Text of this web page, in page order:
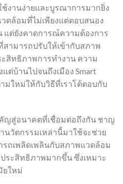
ใช้งานง่ายและบูรณาการมากยิ่ง
ดล้อมที่ไม่เพียงแต่ตอบสนอง
แต่ยังคาดการณ์ความต้องการ
ามารถปรับให้เข้ากับสภาพ
สิทธิภาพการทำงาน ความ
ต่บ้านไปจนถึงเมือง Smart
มใหม่ให้กับวิธีที่เราโต้ตอบกับ
คัญสู่อนาคตที่เชื่อมต่อถึงกัน ชาญ
นวัตกรรมเหล่านี้มาใช้จะช่วย
ถเพลิดเพลินกับสภาพแวดล้อม
ะสิทธิภาพมากขึ้น ซึ่งเหมาะ
ยใหม่